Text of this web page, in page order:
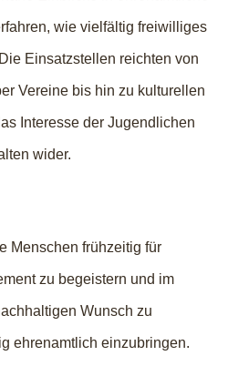
wie vielfältig freiwilliges
Einsatzstellen reichten von
Vereine bis hin zu kulturellen
Interesse der Jugendlichen
wider.
Menschen frühzeitig für
zu begeistern und im
Wunsch zu
ehrenamtlich einzubringen.